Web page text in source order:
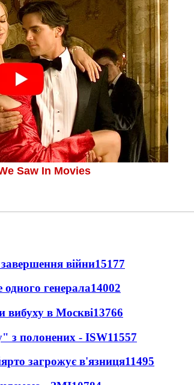
війни15177
генерала14002
вибуху в Москві13766
з полонених - ISW11557
загрожує в'язниця11495